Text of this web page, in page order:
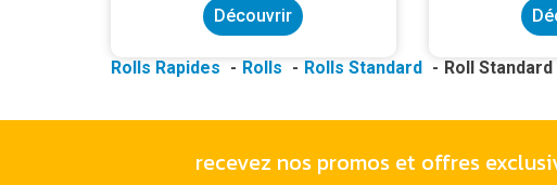
Découvrir
Rolls Rapides Rolls Rolls Standard Roll
recevez nos promos et offres